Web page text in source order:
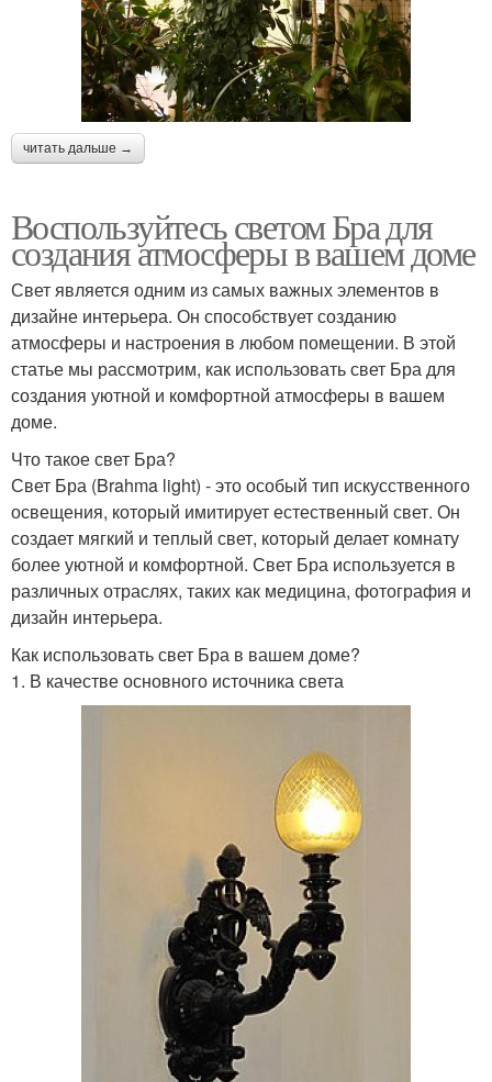
читать дальше →
Воспользуйтесь светом Бра для
создания атмосферы в вашем доме
Свет является одним из самых важных элементов в
дизайне интерьера. Он способствует созданию
атмосферы и настроения в любом помещении. В этой
статье мы рассмотрим, как использовать свет Бра для
создания уютной и комфортной атмосферы в вашем
доме.
Что такое свет Бра?
Свет Бра (Brahma light) - это особый тип искусственного
освещения, который имитирует естественный свет. Он
создает мягкий и теплый свет, который делает комнату
более уютной и комфортной. Свет Бра используется в
различных отраслях, таких как медицина, фотография и
дизайн интерьера.
Как использовать свет Бра в вашем доме?
1. В качестве основного источника света